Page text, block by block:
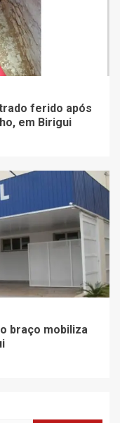
ferido após
em Birigui
braço mobiliza